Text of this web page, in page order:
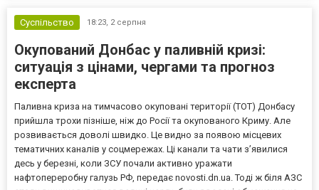
Суспільство 18:23, 2 серпня
Окупований Донбас у паливній кризі:
ситуація з цінами, чергами та прогноз
експерта
Паливна криза на тимчасово окуповані території (ТОТ) Донбасу
прийшла трохи пізніше, ніж до Росії та окупованого Криму. Але
розвивається доволі швидко. Це видно за появою місцевих
тематичних каналів у соцмережах. Ці канали та чати з’явилися
десь у березні, коли ЗСУ почали активно уражати
нафтопереробну галузь РФ, передає novosti.dn.ua. Тоді ж біля АЗС